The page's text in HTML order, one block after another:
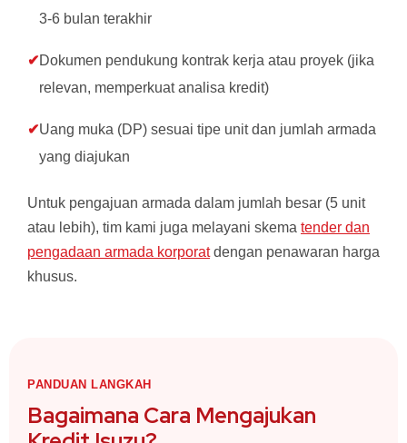
3-6 bulan terakhir
Dokumen pendukung kontrak kerja atau proyek (jika
relevan, memperkuat analisa kredit)
Uang muka (DP) sesuai tipe unit dan jumlah armada
yang diajukan
Untuk pengajuan armada dalam jumlah besar (5 unit
atau lebih), tim kami juga melayani skema tender dan
pengadaan armada korporatdengan penawaran harga
khusus.
PANDUAN LANGKAH
Bagaimana Cara Mengajukan